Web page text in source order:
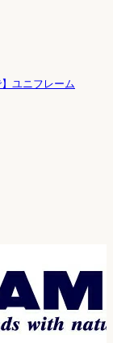
ユニフレーム